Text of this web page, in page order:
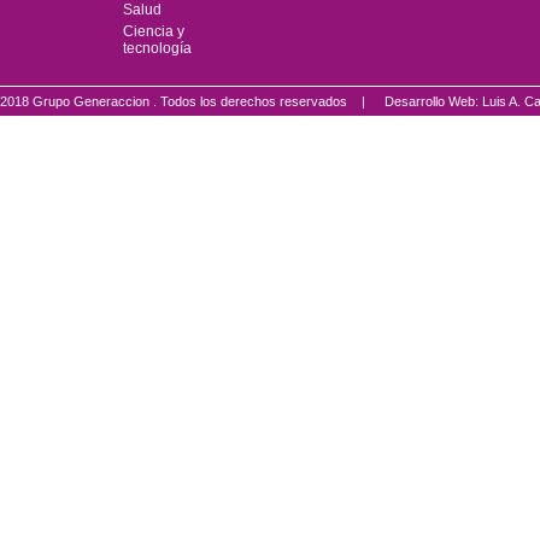
Salud
Ciencia y
tecnología
2018 Grupo Generaccion . Todos los derechos reservados | Desarrollo Web: Luis